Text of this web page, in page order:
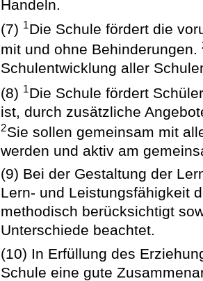
Handeln.
(7) 1Die Schule fördert die
mit und ohne Behinderungen.
Schulentwicklung aller
(8) 1Die Schule fördert
ist, durch zusätzliche
2Sie sollen gemeinsam mit
werden und aktiv am
(9) Bei der Gestaltung der
Lern- und Leistungsfähigkeit
methodisch berücksichtigt
Unterschiede beachtet.
(10) In Erfüllung des
Schule eine gute